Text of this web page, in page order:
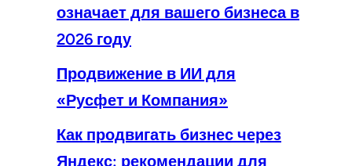
означает для вашего бизнеса в
2026 году
Продвижение в ИИ для
«Русфет и Компания»
Как продвигать бизнес через
Яндекс: рекомендации для